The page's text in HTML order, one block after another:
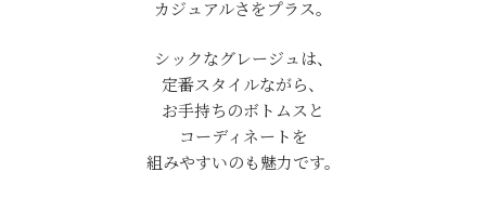
カジュアルさをプラス。
シックなグレージュは、
定番スタイルながら、
お手持ちのボトムスと
コーディネートを
組みやすいのも魅力です。